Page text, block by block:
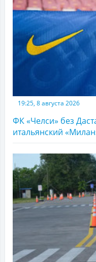
19:25, 8 августа 2026
ФК «Челси» без
итальянский